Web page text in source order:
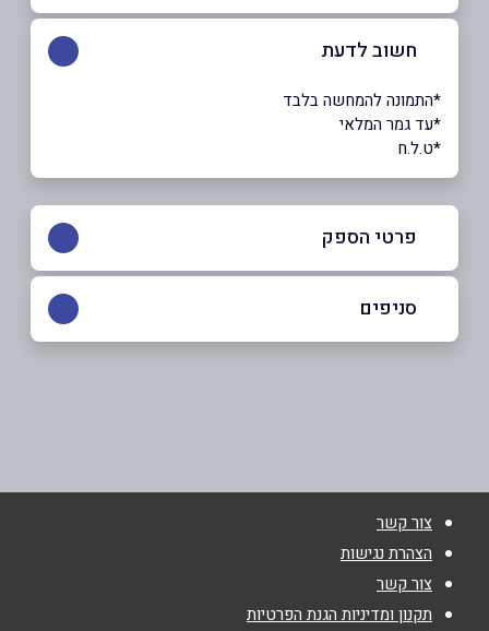
חשוב לדעת
*התמונה להמחשה בלבד
*עד גמר המלאי
*ט.ל.ח
פרטי הספק
נושא*
סניפים
צור קשר
הצהרת נגישות
צור קשר
תקנון ומדיניות הגנת הפרטיות